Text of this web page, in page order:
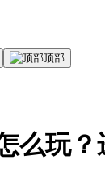
顶部
么玩